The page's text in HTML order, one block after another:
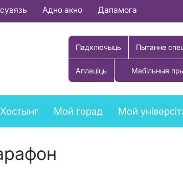
Адно акно Дапамога
Падключыць Пытанне
Аплаціць Мабільныя
Хостынг Мой горад Мой